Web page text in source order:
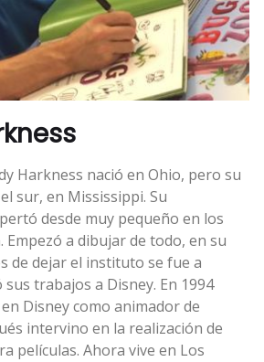
Harkness nació en Ohio, pero su
sur, en Mississippi. Su
desde muy pequeño en los
Empezó a dibujar de todo, en su
de dejar el instituto se fue a
trabajos a Disney. En 1994
Disney como animador de
intervino en la realización de
películas. Ahora vive en Los